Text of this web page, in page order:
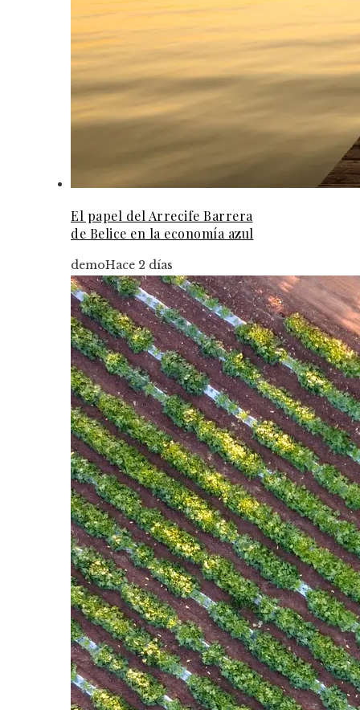
El papel del Arrecife Barrera
de Belice en la economía azul
demoHace 2 días